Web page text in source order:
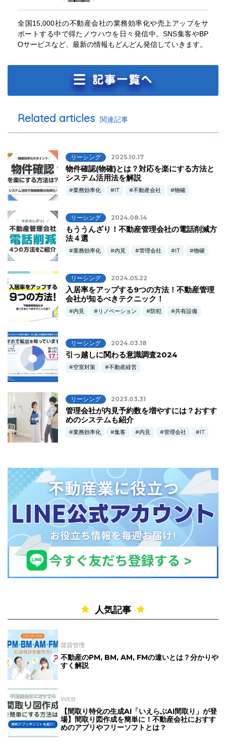
全国15,000社の不動産会社の業務効率化や売上アップをサ
ポートする中で得たノウハウを日々発信中。SNS集客やBP
Oサービスなど、最新の情報もどんどん発信していきます。
Related articles 関連記事
リーシング 2025.10.17
物件確認(物確)とは？対応を楽にする方法と
システム活用法を解説
業務効率化 IT 不動産会社 物確
リーシング 2024.08.14
もううんざり！不動産管理会社の電話削減方
法４選
業務効率化 内見 管理会社 IT 物確
リーシング 2024.05.22
入居率をアップする9つの方法！不動産管理
会社が知るべきテクニック！
内見 リノベーション 防犯 共有設備
リーシング 2024.03.18
引っ越しに関わる意識調査2024
空室対策 不動産経営
リーシング 2023.03.31
管理会社が内見予約数を増やすには？おすす
めのシステムも紹介
業務効率化 集客 内見 管理会社 IT
人気記事
賃貸管理
不動産のPM, BM, AM, FMの違いとは？分かりや
すく解説
WEB
【間取り特化の生成AI「いえらぶAI間取り」が登
場】間取り図作成を簡単に！不動産会社におすす
めのアプリやフリーソフトとは？